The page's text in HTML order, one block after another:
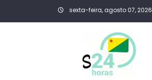
sexta-feira, agosto 07, 2026